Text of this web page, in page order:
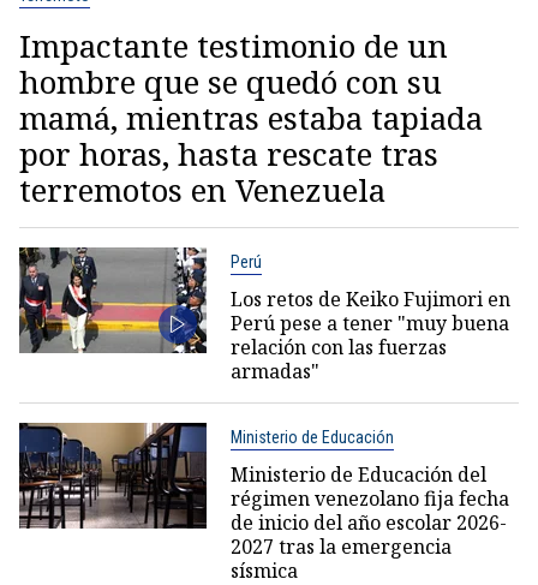
Impactante testimonio de un
hombre que se quedó con su
mamá, mientras estaba tapiada
por horas, hasta rescate tras
terremotos en Venezuela
Perú
Los retos de Keiko Fujimori en
Perú pese a tener "muy buena
relación con las fuerzas
armadas"
Ministerio de Educación
Ministerio de Educación del
régimen venezolano fija fecha
de inicio del año escolar 2026-
2027 tras la emergencia
sísmica